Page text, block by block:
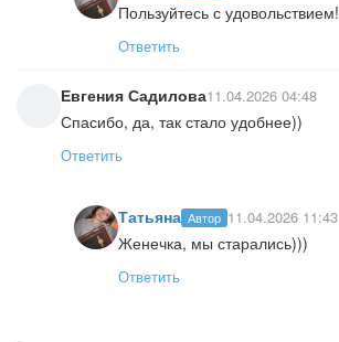
Пользуйтесь с удовольствием!
Ответить
Евгения Садилова11.04.2026 04:48
Спасибо, да, так стало удобнее))
Ответить
Татьяна Автор 11.04.2026 11:43
Женечка, мы старались)))
Ответить